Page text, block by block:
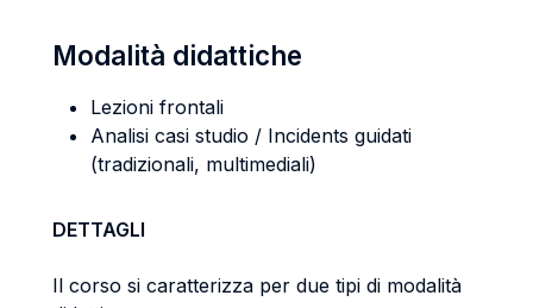
Modalità didattiche
Lezioni frontali
Analisi casi studio / Incidents guidati
(tradizionali, multimediali)
DETTAGLI
Il corso si caratterizza per due tipi di modalità